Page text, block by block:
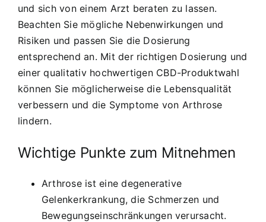
und sich von einem Arzt beraten zu lassen.
Beachten Sie mögliche Nebenwirkungen und
Risiken und passen Sie die Dosierung
entsprechend an. Mit der richtigen Dosierung und
einer qualitativ hochwertigen CBD-Produktwahl
können Sie möglicherweise die Lebensqualität
verbessern und die Symptome von Arthrose
lindern.
Wichtige Punkte zum Mitnehmen
Arthrose ist eine degenerative
Gelenkerkrankung, die Schmerzen und
Bewegungseinschränkungen verursacht.